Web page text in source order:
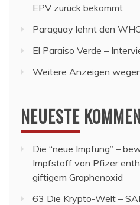
EPV zurück bekommt
Paraguay lehnt den
El Paraiso Verde –
Weitere Anzeigen
NEUESTE
Die “neue Impfung” –
Impfstoff von Pfizer
giftigem Graphenoxid
63 Die Krypto-Welt –